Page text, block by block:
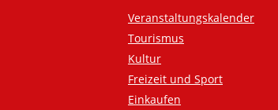
Veranstaltungskalender
Tourismus
Kultur
Freizeit und Sport
Einkaufen